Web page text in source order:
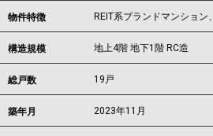
物件特徴 REIT系ブランドマンション
構造規模 地上4階 地下1階 RC造
総戸数 19戸
築年月 2023年11月